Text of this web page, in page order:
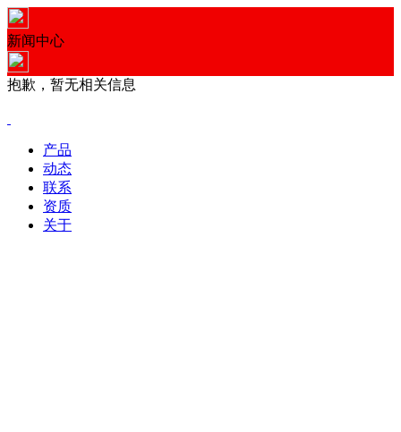
新闻中心
抱歉，暂无相关信息
产品
动态
联系
资质
关于